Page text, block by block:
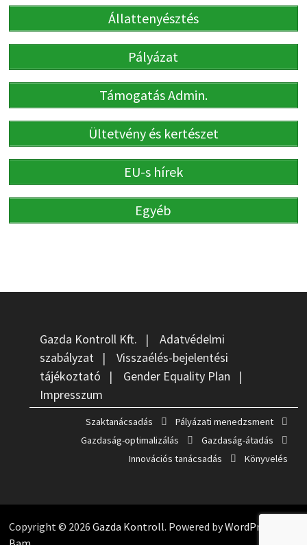
Állattenyésztés
Pályázat
Támogatás Admin.
Ültetvény és kertészet
EU-s hírek
Egyéb
Gazda Kontroll Kft. | Adatvédelmi
szabályzat| Visszaélés-bejelentési
tájékoztató | Gender Equality Plan |
Impresszum
Szaktanácsadás
Pályázati menedzsment
Gazdaság-optimalizálás
Gazdaság-átadás
Innovációs tanácsadás
Könyvelés
Copyright © 2026 Gazda Kontroll. Powered byWordPress